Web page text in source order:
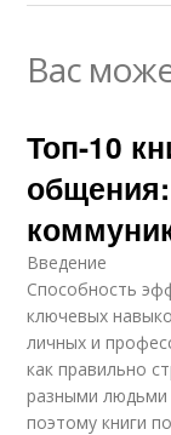
Вас
Топ-10
Введение
Способность
ключевых
личных и
как правильно
разными людьми
поэтому книги